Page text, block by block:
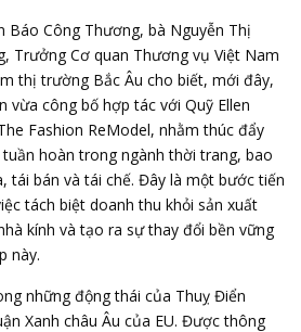
Báo Công Thương, bà Nguyễn Thị
Trưởng Cơ quan Thương vụ Việt Nam
thị trường Bắc Âu cho biết, mới đây,
vừa công bố hợp tác với Quỹ Ellen
Fashion ReModel, nhằm thúc đẩy
hoàn trong ngành thời trang, bao
tái bán và tái chế. Đây là một bước tiến
tách biệt doanh thu khỏi sản xuất
kính và tạo ra sự thay đổi bền vững
này.
những động thái của Thuỵ Điển
Xanh châu Âu của EU. Được thông